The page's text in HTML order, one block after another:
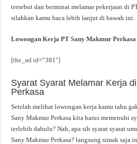
tersebut dan berminat melamar pekerjaan di
silahkan kamu baca lebih lanjut di bawah ini.
Lowongan Kerja PT Sany Makmur Perkasa
[the_ad id=”381″]
Syarat Syarat Melamar Kerja
Perkasa
Setelah melihat lowongan kerja kamu tahu
Sany Makmur Perkasa kita harus memenuhi
terlebih dahulu? Nah, apa sih syarat syarat
Sany Makmur Perkasa? langsung simak saja